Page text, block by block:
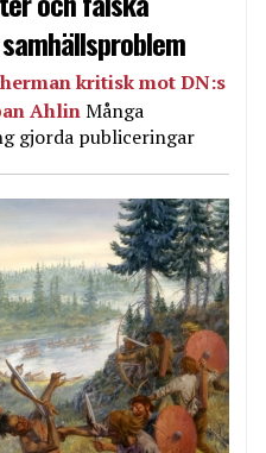
kritisk mot DN:s
AhlinMånga
gjorda publiceringar